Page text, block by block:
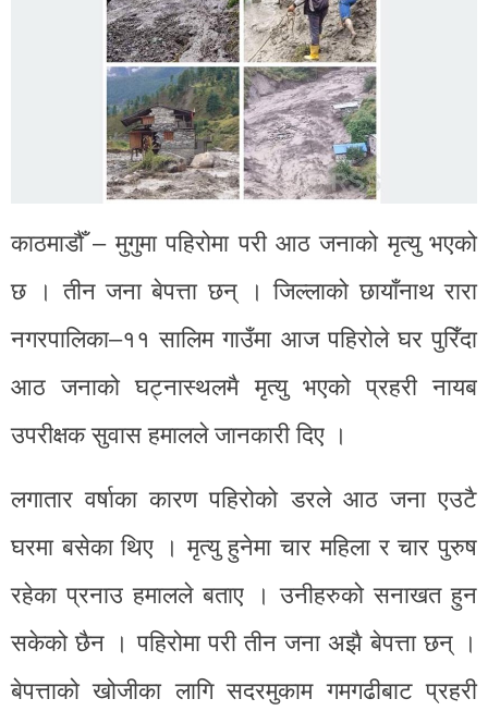
काठमाडौँ – मुगुमा पहिरोमा परी आठ जनाको मृत्यु भएको
छ । तीन जना बेपत्ता छन् । जिल्लाको छायाँनाथ रारा
नगरपालिका–११ सालिम गाउँमा आज पहिरोले घर पुरिँदा
आठ जनाको घट्नास्थलमै मृत्यु भएको प्रहरी नायब
उपरीक्षक सुवास हमालले जानकारी दिए ।
लगातार वर्षाका कारण पहिरोको डरले आठ जना एउटै
घरमा बसेका थिए । मृत्यु हुनेमा चार महिला र चार पुरुष
रहेका प्रनाउ हमालले बताए । उनीहरुको सनाखत हुन
सकेको छैन । पहिरोमा परी तीन जना अझै बेपत्ता छन् ।
बेपत्ताको खोजीका लागि सदरमुकाम गमगढीबाट प्रहरी